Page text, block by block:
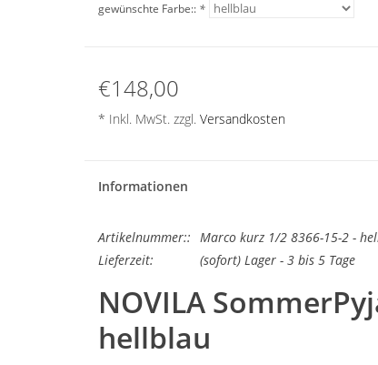
gewünschte Farbe:: *
€148,00
* Inkl. MwSt. zzgl. Versandkosten
Informationen
Artikelnummer:: Marco kurz 1/2 8366-15-2 -
Lieferzeit:
(sofort) Lager - 3 bis 5 Tage
NOVILA
hellblau